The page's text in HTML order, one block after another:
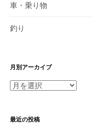
車・乗り物
釣り
月別アーカイブ
月
ー
最近の投稿